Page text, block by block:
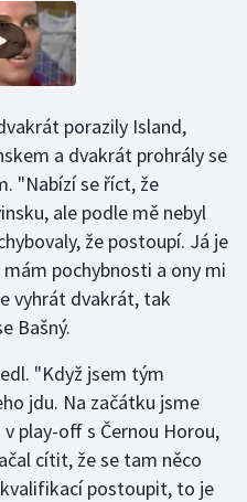
porazily Island,
a dvakrát prohrály se
"Nabízí se říct, že
ale podle mě nebyl
že postoupí. Já je
pochybnosti a ony mi
vyhrát dvakrát, tak
Bašný.
"Když jsem tým
jdu. Na začátku jsme
play-off s Černou Horou,
cítit, že se tam něco
postoupit, to je